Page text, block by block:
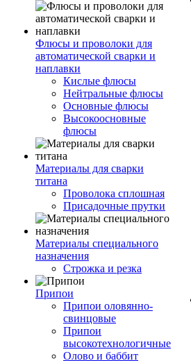
Флюсы и проволоки для
автоматической сварки и
наплавки
Кислые флюсы
Нейтральные флюсы
Основные флюсы
Высокоосновные
флюсы
Материалы для сварки
титана
Проволока сплошная
Присадочные прутки
Материалы специального
назначения
Строжка и резка
Припои
Припои оловянно-
свинцовые
Припои
высокотехнологичные
Олово и баббит